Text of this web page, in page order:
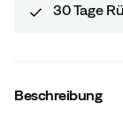
30 Tage
Beschreibung